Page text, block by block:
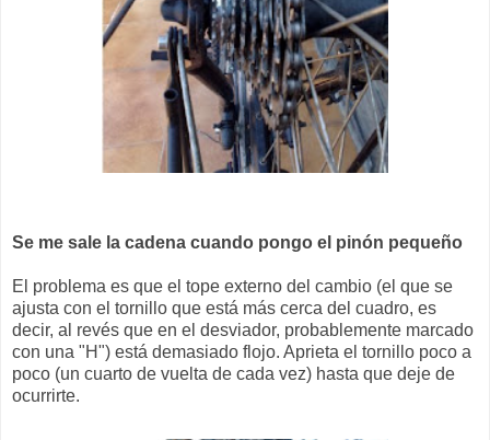
Se me sale la cadena cuando pongo el pinón pequeño
El problema es que el tope externo del cambio (el que se
ajusta con el tornillo que está más cerca del cuadro, es
decir, al revés que en el desviador, probablemente marcado
con una "H") está demasiado flojo. Aprieta el tornillo poco a
poco (un cuarto de vuelta de cada vez) hasta que deje de
ocurrirte.